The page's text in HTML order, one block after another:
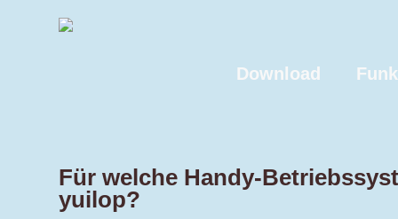
Download
Für welche Handy-
yuilop?